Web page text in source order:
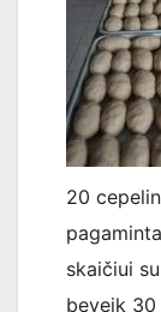
20
skaičiui
beveik